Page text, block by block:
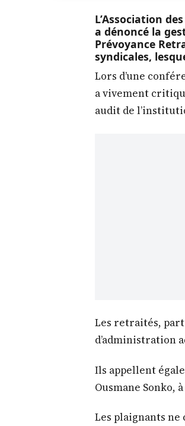
L’Association
a dénoncé la
Prévoyance
syndicales,
Lors d’une
a vivement
audit de
Les retraités,
d’administration
Ils appellent
Ousmane Sonko,
Les plaignants